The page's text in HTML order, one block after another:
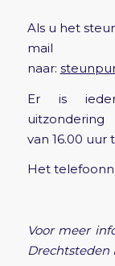
Als u het
naar:
Er is
van 16.00 uur
Het
Voor meer
Drechtsteden